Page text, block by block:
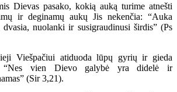
pasako, kokią auką turime atnešti
ir deginamų aukų Jis nekenčia: “Auka
nuolanki ir susigraudinusi širdis” (Ps
atiduoda lūpų gyrių ir gieda
“Nes vien Dievo galybė yra didelė ir
(Sir 3,21).